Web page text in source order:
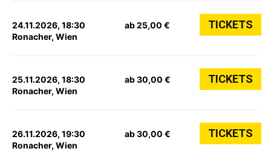
24.11.2026, 18:30
Ronacher, Wien
ab 25,00 € TICKETS
25.11.2026, 18:30
Ronacher, Wien
ab 30,00 € TICKETS
26.11.2026, 19:30
Ronacher, Wien
ab 30,00 € TICKETS